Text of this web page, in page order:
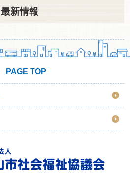
最新情報
PAGE TOP